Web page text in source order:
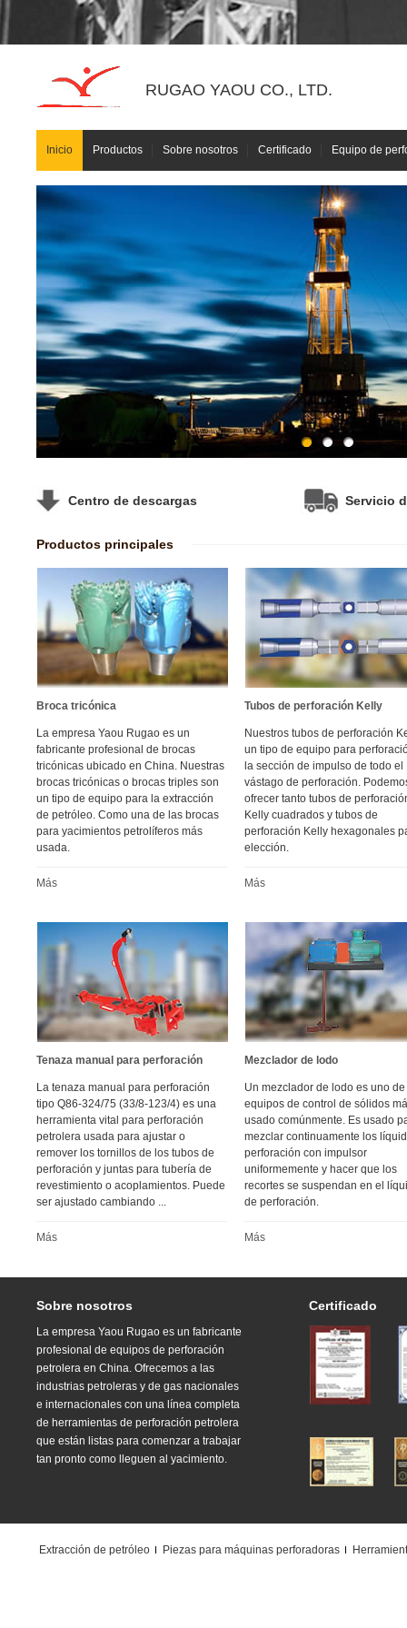
RUGAO YAOU CO., LTD.
Inicio Productos Sobre nosotros Certificado Equipo de
Centro de descargas Servicio
Productos principales
Broca tricónica
La empresa Yaou Rugao es un
fabricante profesional de brocas
tricónicas ubicado en China. Nuestras
brocas tricónicas o brocas triples son
un tipo de equipo para la extracción
de petróleo. Como una de las brocas
para yacimientos petrolíferos más
usada.
Más
Tubos de perforación Kelly
Nuestros tubos de perforación
un tipo de equipo para
la sección de impulso de todo el
vástago de perforación.
ofrecer tanto tubos de
Kelly cuadrados y tubos de
perforación Kelly hexagonales
elección.
Más
Tenaza manual para perforación
La tenaza manual para perforación
tipo Q86-324/75 (33/8-123/4) es una
herramienta vital para perforación
petrolera usada para ajustar o
remover los tornillos de los tubos de
perforación y juntas para tubería de
revestimiento o acoplamientos. Puede
ser ajustado cambiando ...
Más
Mezclador de lodo
Un mezclador de lodo es uno
equipos de control de sólidos
usado comúnmente. Es usado
mezclar continuamente los
perforación con impulsor
uniformemente y hacer que los
recortes se suspendan en el
de perforación.
Más
Sobre nosotros
La empresa Yaou Rugao es un fabricante
profesional de equipos de perforación
petrolera en China. Ofrecemos a las
industrias petroleras y de gas nacionales
e internacionales con una línea completa
de herramientas de perforación petrolera
que están listas para comenzar a trabajar
tan pronto como lleguen al yacimiento.
Certificado
Extracción de petróleo Piezas para máquinas perforadoras